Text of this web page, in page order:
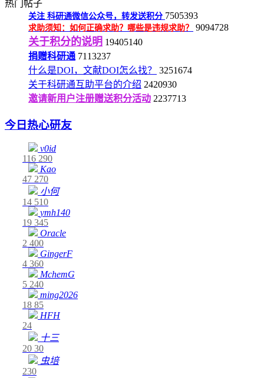
热门帖子
关注 科研通微信公众号，转发送积分 7505393
求助须知：如何正确求助？哪些是违规求助？ 9094728
关于积分的说明 19405140
捐赠科研通 7113237
什么是DOI，文献DOI怎么找？
3251674
关于科研通互助平台的介绍 2420930
邀请新用户注册赠送积分活动 2237713
今日热心研友
v0id
116 290
Kao
47 270
小何
14 510
ymh140
19 345
Oracle
2 400
GingerF
4 360
MchemG
5 240
ming2026
18 85
HFH
24
十三
20 30
虫培
230